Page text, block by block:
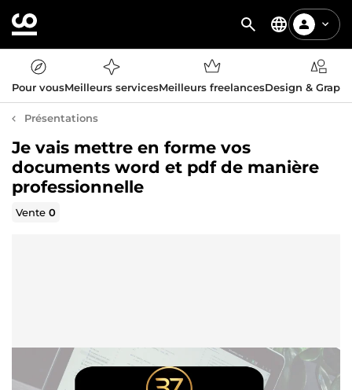
Pour vousMeilleurs servicesMeilleurs freelancesDesign &
Présentations
Je vais mettre en forme vos
documents word et pdf de manière
professionnelle
Vente0